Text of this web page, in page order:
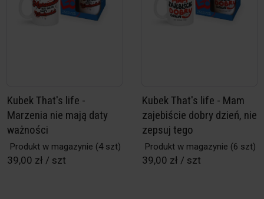
Kubek That's life -
Marzenia nie mają daty
ważności
Produkt w magazynie (4 szt)
39,00 zł / szt
Kubek That's life - Mam
zajebiście dobry dzień, nie
zepsuj tego
Produkt w magazynie (6 szt)
39,00 zł / szt